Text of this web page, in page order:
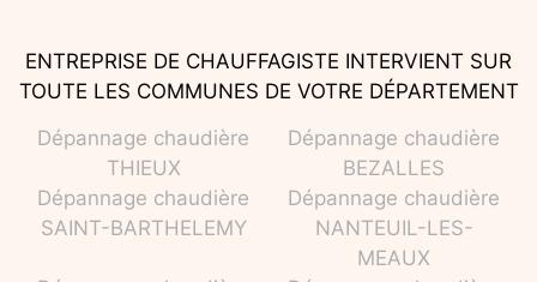
ENTREPRISE DE CHAUFFAGISTE INTERVIENT SUR
TOUTE LES COMMUNES DE VOTRE DÉPARTEMENT
Dépannage chaudière
THIEUX
Dépannage chaudière
BEZALLES
Dépannage chaudière
SAINT-BARTHELEMY
Dépannage chaudière
NANTEUIL-LES-
MEAUX